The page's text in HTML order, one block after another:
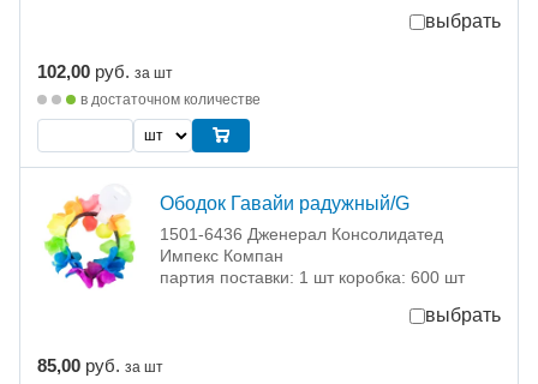
выбрать
102,00 руб. за шт
в достаточном количестве
Ободок Гавайи радужный/G
1501-6436 Дженерал Консолидатед
Импекс Компан
партия поставки: 1 шт коробка: 600 шт
выбрать
85,00 руб. за шт